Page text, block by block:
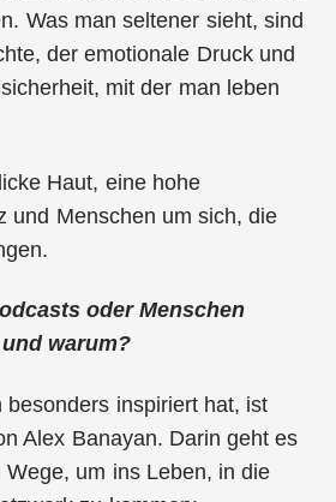
Was man seltener sieht, sind
der emotionale Druck und
mit der man leben
Haut, eine hohe
und Menschen um sich, die
oder Menschen
warum?
besonders inspiriert hat, ist
Alex Banayan. Darin geht es
um ins Leben, in die